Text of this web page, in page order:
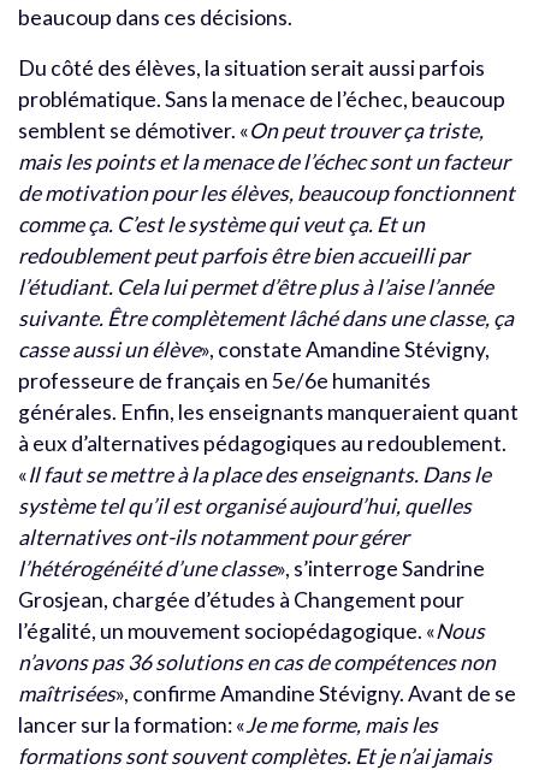
beaucoup dans ces décisions.
Du côté des élèves, la situation serait aussi parfois
problématique. Sans la menace de l’échec, beaucoup
semblent se démotiver. «On peut trouver ça triste,
mais les points et la menace de l’échec sont un facteur
de motivation pour les élèves, beaucoup fonctionnent
comme ça. C’est le système qui veut ça. Et un
redoublement peut parfois être bien accueilli par
l’étudiant. Cela lui permet d’être plus à l’aise l’année
suivante. Être complètement lâché dans une classe, ça
casse aussi un élève», constate Amandine Stévigny,
professeure de français en 5e/6e humanités
générales. Enfin, les enseignants manqueraient quant
à eux d’alternatives pédagogiques au redoublement.
«Il faut se mettre à la place des enseignants. Dans le
système tel qu’il est organisé aujourd’hui, quelles
alternatives ont-ils notamment pour gérer
l’hétérogénéité d’une classe», s’interroge Sandrine
Grosjean, chargée d’études à Changement pour
l’égalité, un mouvement sociopédagogique. «Nous
n’avons pas 36 solutions en cas de compétences non
maîtrisées», confirme Amandine Stévigny. Avant de se
lancer sur la formation: «Je me forme, mais les
formations sont souvent complètes. Et je n’ai jamais